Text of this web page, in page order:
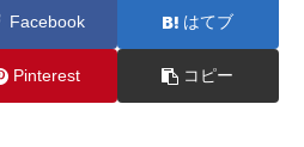
Facebook はてブ
Pinterest コピー